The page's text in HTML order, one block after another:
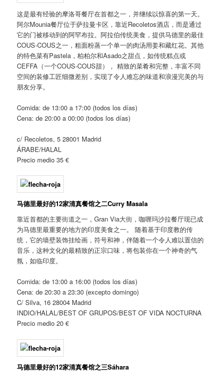
这是最有经验的摩洛哥餐厅在首都之一，并继续以惊喜的第一天。
阿尔Mounia餐厅位于萨拉曼卡区，靠近Recoletos酒店，而是通过
它的门被移动到的阿罕布拉。阿拉伯传统美食，提供马德里的最佳
COUS-COUS之一，粗面粉蒸一个单一的肉汤用姜和藏红花。其他
的特色菜有Pastela，柏柏尔和Asado之甜点，如传统糕点或
CEFFA（一个COUS-COUS甜）， 精致的菜肴和完整，丰富不同
空间的装修工匠细微差别，实现了令人难忘的味道和浪漫完美的与
朋友分享。
Comida: de 13:00 a 17:00 (todos los días)
Cena: de 20:00 a 00:00 (todos los días)
c/ Recoletos, 5 28001 Madrid
ÁRABE/HALAL
Precio medio 35 €
马德里最好的12家清真餐馆之二Curry Masala
靠近首都的主要街道之一，Gran Via大街，咖喱玛沙拉餐厅现已成
为马德里最重要的地方的印度美食之一。 随着基于印度教的传
统，它的墙壁装饰挂绘画，符号和神，伴随着一个令人难以置信的
音乐，这种文化的最精致的正宗口味，将包装你在一个神奇的气
氛，如临印度。
Comida: de 13:00 a 16:00 (todos los días)
Cena: de 20:30 a 23:30 (excepto domingo)
C/ Silva, 16 28004 Madrid
INDIO/HALAL/BEST OF GRUPOS/BEST OF VIDA NOCTURNA
Precio medio 20 €
马德里最好的12家清真餐馆之三Sáhara